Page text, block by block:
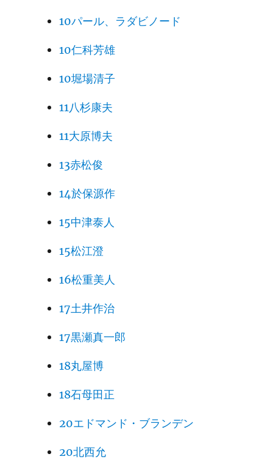
10パール、ラダビノード
10仁科芳雄
10堀場清子
11八杉康夫
11大原博夫
13赤松俊
14於保源作
15中津泰人
15松江澄
16松重美人
17土井作治
17黒瀬真一郎
18丸屋博
18石母田正
20エドマンド・ブランデン
20北西允